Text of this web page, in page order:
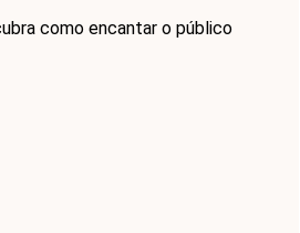
como encantar o público